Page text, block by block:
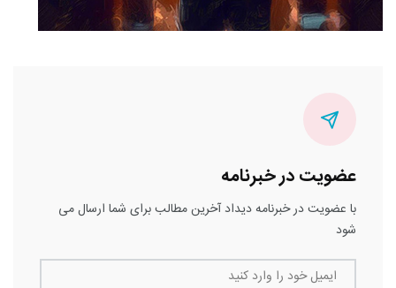
عضویت در خبرنامه
با عضویت در خبرنامه دیداد آخرین مطالب برای شما ارسال می
شود
ایمیل خود را وارد کنید